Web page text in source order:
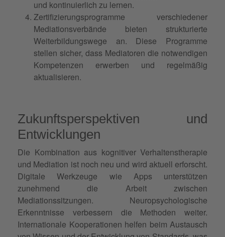
und kontinuierlich zu lernen.
Zertifizierungsprogramme verschiedener
Mediationsverbände bieten strukturierte
Weiterbildungswege an. Diese Programme
stellen sicher, dass Mediatoren die notwendigen
Kompetenzen erwerben und regelmäßig
aktualisieren.
Zukunftsperspektiven und
Entwicklungen
Die Kombination aus kognitiver Verhaltenstherapie
und Mediation ist noch neu und wird aktuell erforscht.
Digitale Werkzeuge wie Apps unterstützen
zunehmend die Arbeit zwischen
Mediationssitzungen. Neuropsychologische
Erkenntnisse verbessern die Methoden weiter.
Internationale Kooperationen helfen beim Austausch